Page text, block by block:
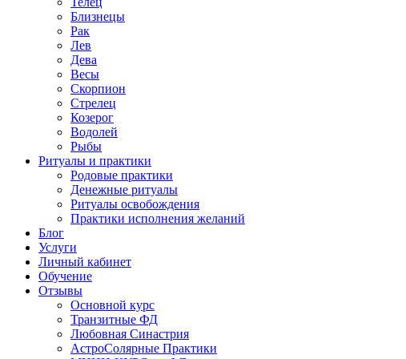
Близнецы
Рак
Лев
Дева
Весы
Скорпион
Стрелец
Козерог
Водолей
Рыбы
Ритуалы и практики
Родовые практики
Денежные ритуалы
Ритуалы освобождения
Практики исполнения желаний
Блог
Услуги
Личный кабинет
Обучение
Отзывы
Основной курс
Транзитные ФД
Любовная Синастрия
АстроСолярные Практики